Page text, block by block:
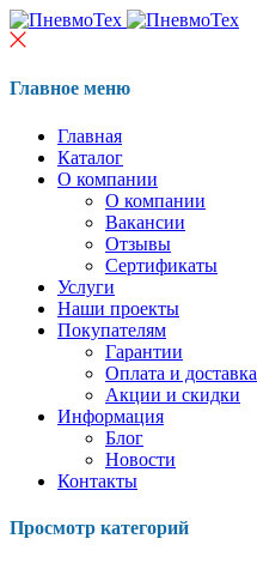
Главное меню
Главная
Каталог
О компании
О компании
Вакансии
Отзывы
Сертификаты
Услуги
Наши проекты
Покупателям
Гарантии
Оплата и доставка
Акции и скидки
Информация
Блог
Новости
Контакты
Просмотр категорий